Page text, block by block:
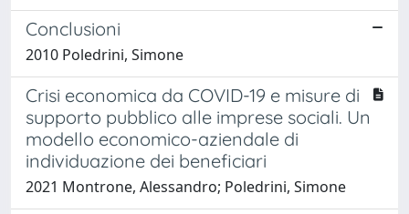
Conclusioni
2010 Poledrini, Simone
Crisi economica da COVID-19 e misure di
supporto pubblico alle imprese sociali. Un
modello economico-aziendale di
individuazione dei beneficiari
2021 Montrone, Alessandro; Poledrini, Simone